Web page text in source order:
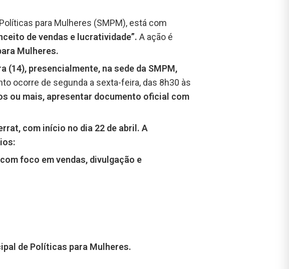
para Mulheres (SMPM), está com
de vendas e lucratividade”. A ação é
Mulheres.
presencialmente, na sede da SMPM,
ocorre de segunda a sexta-feira, das 8h30 às
ou mais, apresentar documento oficial com
com início no dia 22 de abril. A
foco em vendas, divulgação e
de Políticas para Mulheres.